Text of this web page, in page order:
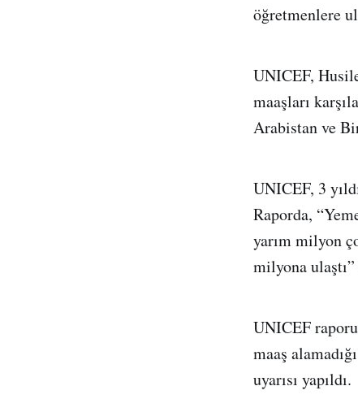
öğretmenlere
UNICEF,
maaşları
Arabistan ve
UNICEF, 3
Raporda,
yarım milyon
milyona
UNICEF
maaş
uyarısı yapıldı.